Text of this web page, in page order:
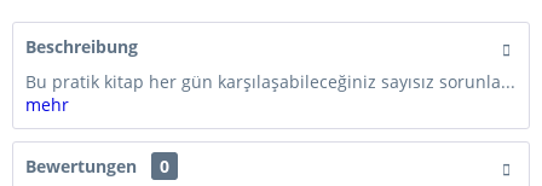
Beschreibung
Bu pratik kitap her gün karşılaşabileceğiniz sayısız sorunla...
mehr
Bewertungen
0